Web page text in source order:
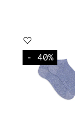
- 40%